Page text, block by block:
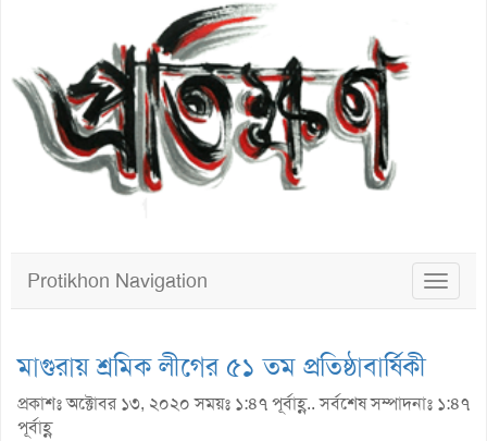
Toggle
Protikhon Navigation
মাগুরায় শ্রমিক লীগের ৫১ তম প্রতিষ্ঠাবার্ষিকী
প্রকাশঃ অক্টোবর ১৩, ২০২০ সময়ঃ ১:৪৭ পূর্বাহ্ণ.. সর্বশেষ সম্পাদনাঃ ১:৪৭
পূর্বাহ্ণ